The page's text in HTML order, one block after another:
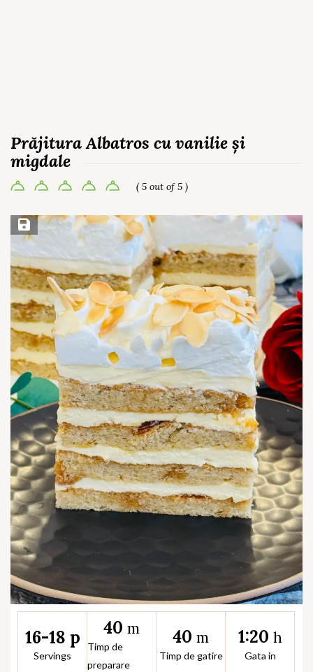
Prăjitura Albatros cu vanilie și
migdale
( 5 out of 5 )
Save Recipe
16-18 p
Servings
40 m
Timp de
preparare
40 m
Timp de gatire
1:20 h
Gata in